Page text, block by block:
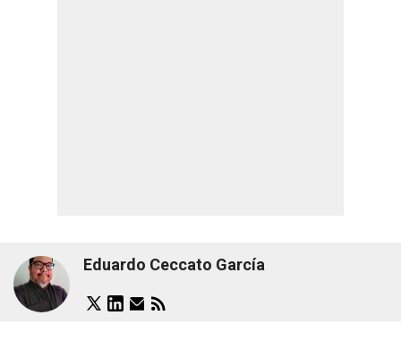
Eduardo Ceccato García